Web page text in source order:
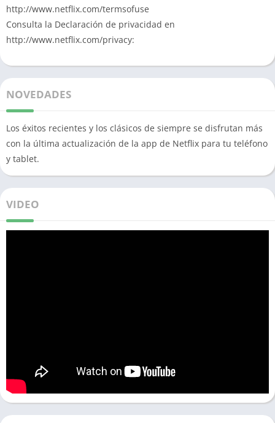
http://www.netflix.com/termsofuse
Consulta la Declaración de privacidad en
http://www.netflix.com/privacy:
NOVEDADES
Los éxitos recientes y los clásicos de siempre se disfrutan más
con la última actualización de la app de Netflix para tu teléfono
y tablet.
VIDEO